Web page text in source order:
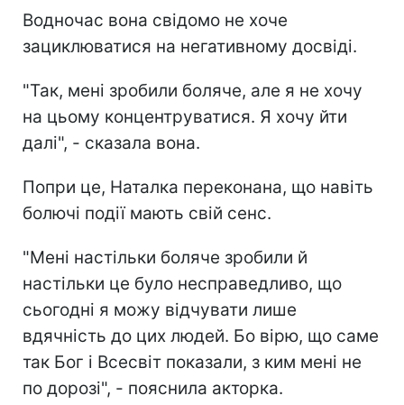
Водночас вона свідомо не хоче
зациклюватися на негативному досвіді.
"Так, мені зробили боляче, але я не хочу
на цьому концентруватися. Я хочу йти
далі", - сказала вона.
Попри це, Наталка переконана, що навіть
болючі події мають свій сенс.
"Мені настільки боляче зробили й
настільки це було несправедливо, що
сьогодні я можу відчувати лише
вдячність до цих людей. Бо вірю, що саме
так Бог і Всесвіт показали, з ким мені не
по дорозі", - пояснила акторка.